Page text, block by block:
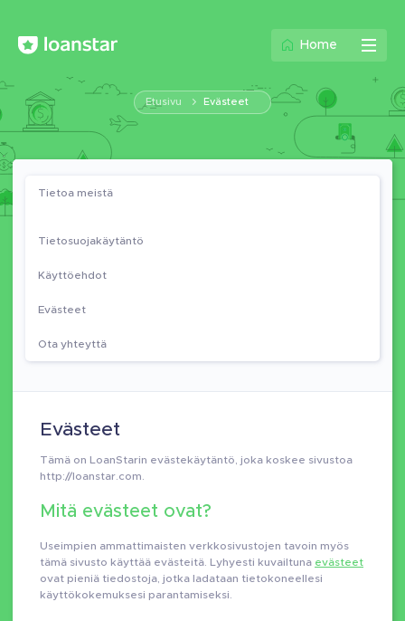
Home
Etusivu Evästeet
Tietoa meistä
Tietosuojakäytäntö
Käyttöehdot
Evästeet
Ota yhteyttä
Evästeet
Tämä on LoanStarin evästekäytäntö, joka koskee sivustoa
http://loanstar.com.
Mitä evästeet ovat?
Useimpien ammattimaisten verkkosivustojen tavoin myös
tämä sivusto käyttää evästeitä. Lyhyesti kuvailtuna evästeet
ovat pieniä tiedostoja, jotka ladataan tietokoneellesi
käyttökokemuksesi parantamiseksi.